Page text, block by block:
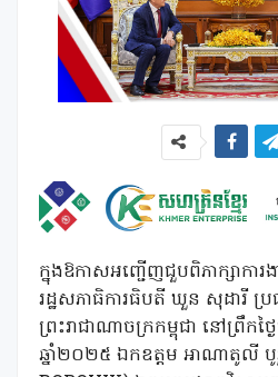
ក្នុងឱកាសអញ្ជើញជួបពិភាក្សាកា
រដ្ឋសភាធិការធិបតី ឃួន សុដារី ប្រ
ព្រះរាជាណាចក្រកម្ពុជា នៅព្រឹកថ្ង
ឆ្នាំ២០២៥ ឯកឧត្តម អាណាតូលី